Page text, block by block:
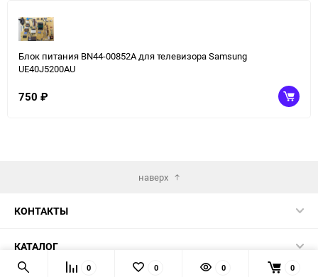
Блок питания BN44-00852A для телевизора Samsung
UE40J5200AU
750 ₽
наверх
КОНТАКТЫ
КАТАЛОГ
0 0 0 0